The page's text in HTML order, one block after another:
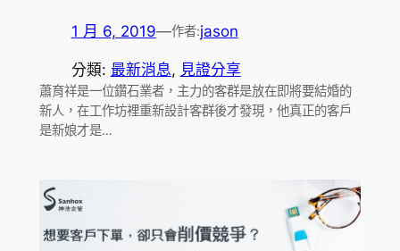
1 月 6, 2019—作者:jason
分類: 最新消息, 見證分享
蕭育祥是一位鑽石業者，主力的客群是放在即將要結婚的
新人，在工作坊裡重新設計客群後才發現，他真正的客戶
是新娘才是…